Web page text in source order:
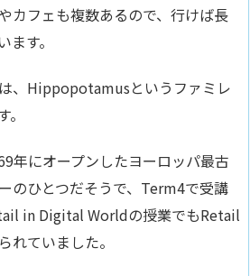
カフェも複数あるので、 行けば長
ます。
、Hippopotamusというファミレ
年にオープンしたヨーロッパ最古
のひとつだそうで、Term4で受講
in Digital Worldの授業でもRetail
れていました。